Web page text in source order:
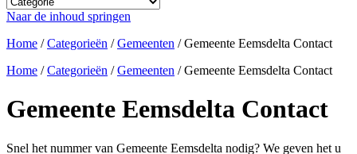
Naar de inhoud springen
Home /Categorieën /Gemeenten /Gemeente Eemsdelta Contact
Home /Categorieën /Gemeenten /Gemeente Eemsdelta Contact
Gemeente Eemsdelta Contact
Snel het nummer van Gemeente Eemsdelta nodig? We geven het u